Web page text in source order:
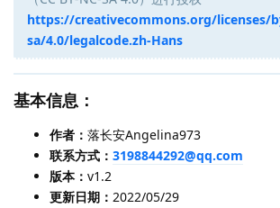
https://creativecommons.org/licenses/
sa/4.0/legalcode.zh-Hans
基本信息：
作者： 落长安Angelina973
联系方式： 3198844292@qq.com
版本： v1.2
更新日期： 2022/05/29